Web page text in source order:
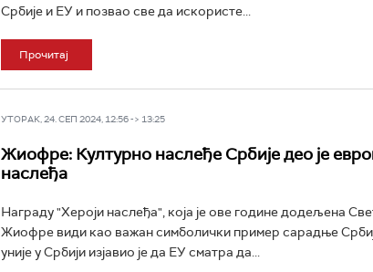
Србије и ЕУ и позвао све да искористе...
Прочитај
УТОРАК, 24. СЕП 2024, 12:56 -> 13:25
Жиофре: Културно наслеђе Србије део је
наслеђа
Награду "Хероји наслеђа", која је ове године додељена
Жиофре види као важан симболички пример сарадње
уније у Србији изјавио је да ЕУ сматра да...